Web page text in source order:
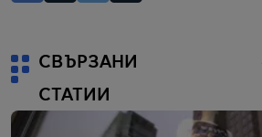
СВЪРЗАНИ
СТАТИИ